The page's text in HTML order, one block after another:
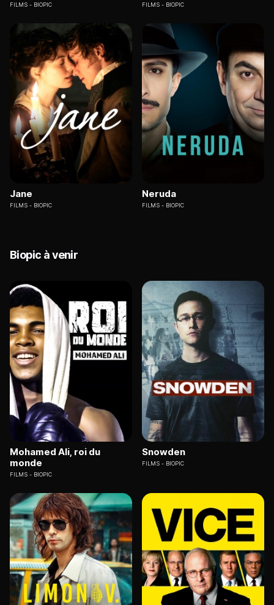
FILMS BIOPIC FILMS BIOPIC
Jane
FILMS BIOPIC
Neruda
FILMS BIOPIC
Biopic à venir
Mohamed Ali, roi du
monde
FILMS BIOPIC
Snowden
FILMS BIOPIC